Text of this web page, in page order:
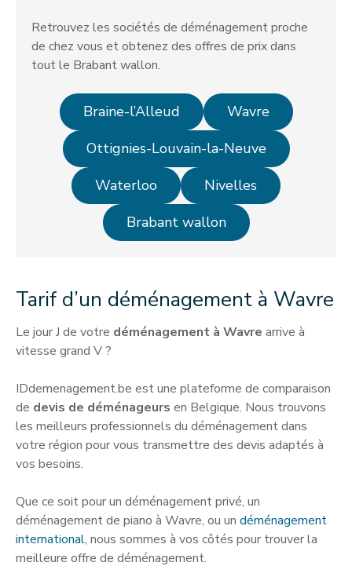
Retrouvez les sociétés de déménagement proche
de chez vous et obtenez des offres de prix dans
tout le Brabant wallon.
Braine-l’Alleud
Wavre
Ottignies-Louvain-la-Neuve
Waterloo
Nivelles
Brabant wallon
Tarif d’un déménagement à Wavre
Le jour J de votre déménagement à Wavre arrive à
vitesse grand V ?
IDdemenagement.be est une plateforme de comparaison
de devis de déménageurs en Belgique. Nous trouvons
les meilleurs professionnels du déménagement dans
votre région pour vous transmettre des devis adaptés à
vos besoins.
Que ce soit pour un déménagement privé, un
déménagement de piano à Wavre, ou un déménagement
international, nous sommes à vos côtés pour trouver la
meilleure offre de déménagement.